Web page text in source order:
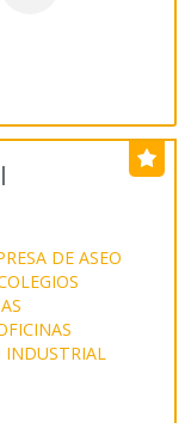
DE ASEO
INDUSTRIAL